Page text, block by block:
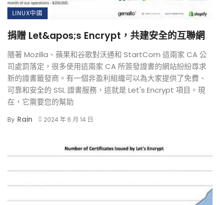
LINUX中國
捐贈 Let&apos;s Encrypt，共建安全的互聯網
隨著 Mozilla、蘋果和谷歌對沃通和 StartCom 這兩家 CA 公
司處罰落定，很多使用這兩家 CA 所簽發證書的網站紛紛尋求
新的證書籤發商。有一個非盈利組織可以為大家提供了免費、
可靠和安全的 SSL 證書服務，這就是 Let's Encrypt 項目。現
在，它需要您的幫助
By Rain 2024 年 6 月 14 日